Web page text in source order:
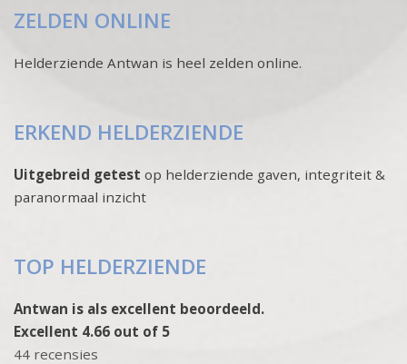
ZELDEN ONLINE
Helderziende Antwan is heel zelden online.
ERKEND HELDERZIENDE
Uitgebreid getest op helderziende gaven, integriteit &
paranormaal inzicht
TOP HELDERZIENDE
Antwan is als excellent beoordeeld.
Excellent 4.66 out of 5
44 recensies